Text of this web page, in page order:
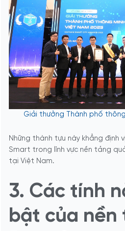
Giải thưởng Thành phố
Những thành tựu này khẳng định
Smart trong lĩnh vực nền tảng
tại Việt Nam.
3. Các tính
bật của nền